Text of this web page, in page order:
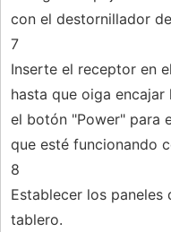
con el destornillador
7
Inserte el receptor en
hasta que oiga
el botón "Power" para
que esté funcionando
8
Establecer los paneles
tablero.